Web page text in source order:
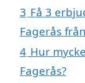
3 Få 3
Fagerås
4 Hur
Fagerås?